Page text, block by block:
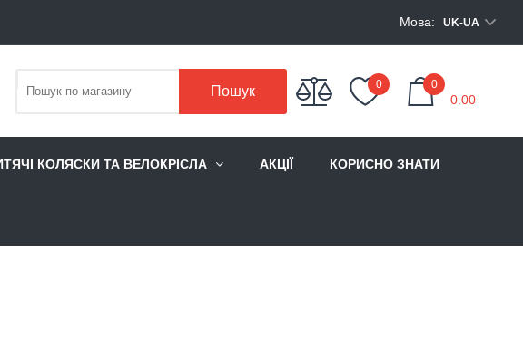
Мова: UK-UA
Пошук 0 0
0.00
КОЛЯСКИ ТА ВЕЛОКРІСЛА АКЦІЇ КОРИСНО ЗНАТИ